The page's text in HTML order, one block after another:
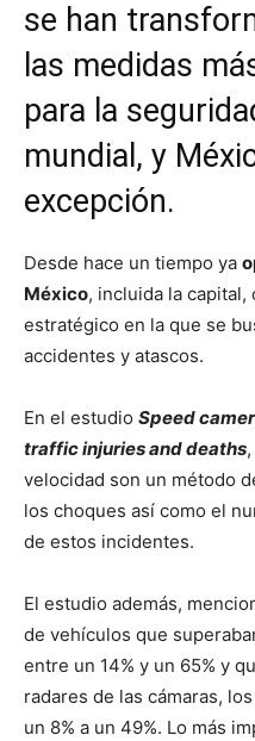
se han
las medidas
para la
mundial, y
excepción.
Desde hace un tiempo ya
México, incluida la
estratégico en la que se
accidentes y atascos.
En el estudio Speed
traffic injuries and deaths
velocidad son un método
los choques así como el
de estos incidentes.
El estudio además,
de vehículos que
entre un 14% y un 65% y
radares de las cámaras,
un 8% a un 49%. Lo más